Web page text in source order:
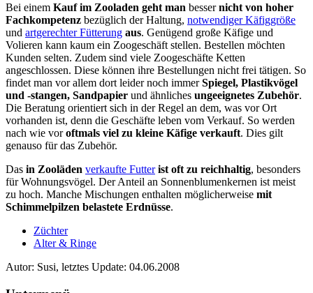
Bei einem Kauf im Zooladen geht man bessernicht von hoher
Fachkompetenz bezüglich der Haltung, notwendiger Käfiggröße
und artgerechter Fütterung aus. Genügend große Käfige und
Volieren kann kaum ein Zoogeschäft stellen. Bestellen möchten
Kunden selten. Zudem sind viele Zoogeschäfte Ketten
angeschlossen. Diese können ihre Bestellungen nicht frei tätigen. So
findet man vor allem dort leider noch immerSpiegel, Plastikvögel
und -stangen, Sandpapier und ähnliches ungeeignetes Zubehör.
Die Beratung orientiert sich in der Regel an dem, was vor Ort
vorhanden ist, denn die Geschäfte leben vom Verkauf. So werden
nach wie voroftmals viel zu kleine Käfige verkauft. Dies gilt
genauso für das Zubehör.
Das in Zooläden verkaufte Futterist oft zu reichhaltig, besonders
für Wohnungsvögel. Der Anteil an Sonnenblumenkernen ist meist
zu hoch. Manche Mischungen enthalten möglicherweise mit
Schimmelpilzen belastete Erdnüsse.
Züchter
Alter & Ringe
Autor: Susi, letztes Update: 04.06.2008